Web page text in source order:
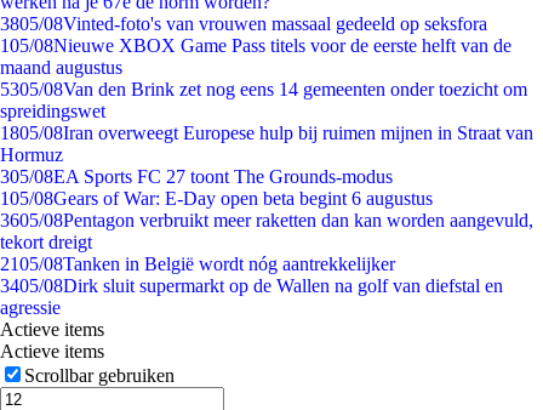
3805/08Vinted-foto's van vrouwen massaal gedeeld op seksfora
105/08Nieuwe XBOX Game Pass titels voor de eerste helft van de
maand augustus
5305/08Van den Brink zet nog eens 14 gemeenten onder toezicht om
spreidingswet
1805/08Iran overweegt Europese hulp bij ruimen mijnen in Straat van
Hormuz
305/08EA Sports FC 27 toont The Grounds-modus
105/08Gears of War: E-Day open beta begint 6 augustus
3605/08Pentagon verbruikt meer raketten dan kan worden aangevuld,
tekort dreigt
2105/08Tanken in België wordt nóg aantrekkelijker
3405/08Dirk sluit supermarkt op de Wallen na golf van diefstal en
agressie
Actieve items
Actieve items
Scrollbar gebruiken